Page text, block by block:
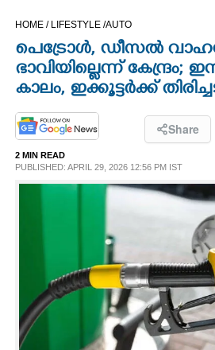
OPINION
PHOTOS
LIFESTYLE
ART
HOME / LIFESTYLE /AUTO
പെട്രോൾ, ഡീസൽ
ഭാവിയില്ലെന്ന് കേന്ദ്രം;
കാലം, ഇക്കൂട്ടർക്ക്
Share
2 MIN READ
PUBLISHED: APRIL 29, 2026 12:56 PM IST